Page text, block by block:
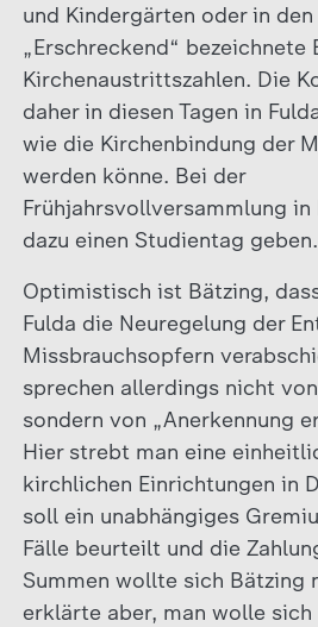
und Kindergärten oder in den
„Erschreckend“ bezeichnete
Kirchenaustrittszahlen. Die
daher in diesen Tagen in
wie die Kirchenbindung der
werden könne. Bei der
Frühjahrsvollversammlung in
dazu einen Studientag geben.
Optimistisch ist Bätzing,
Fulda die Neuregelung der
Missbrauchsopfern
sprechen allerdings nicht
sondern von „Anerkennung
Hier strebt man eine
kirchlichen Einrichtungen in
soll ein unabhängiges
Fälle beurteilt und die
Summen wollte sich Bätzing
erklärte aber, man wolle sich